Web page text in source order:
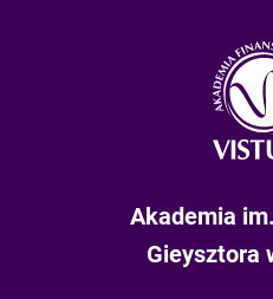
Akademia
Gieysztora